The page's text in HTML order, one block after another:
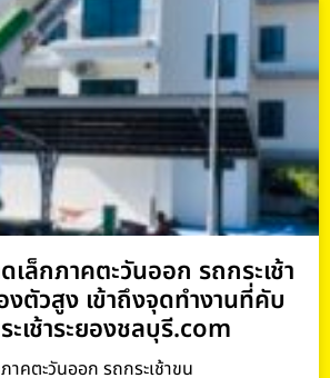
เล็กภาคตะวันออก รถกระเช้า
ตัวสูง เข้าถึงจุดทำงานที่คับ
เช้าระยองชลบุรี.com
าคตะวันออก รถกระเช้าขน